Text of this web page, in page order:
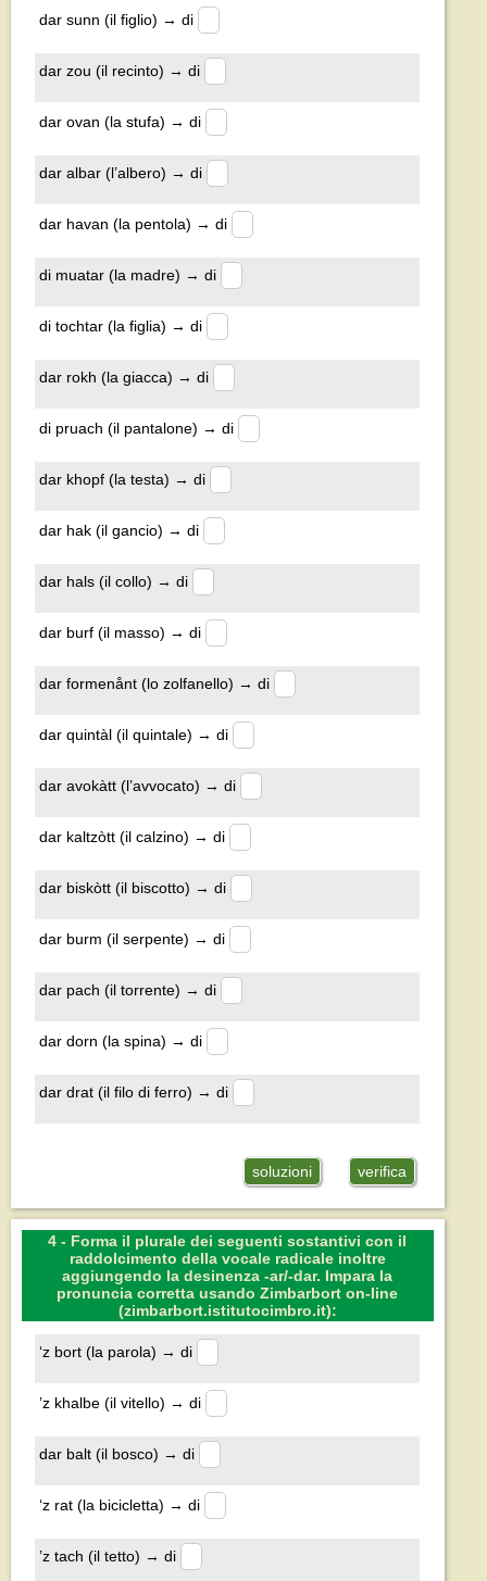
dar sunn (il figlio) → di
dar zou (il recinto) → di
dar ovan (la stufa) → di
dar albar (l’albero) → di
dar havan (la pentola) → di
di muatar (la madre) → di
di tochtar (la figlia) → di
dar rokh (la giacca) → di
di pruach (il pantalone) → di
dar khopf (la testa) → di
dar hak (il gancio) → di
dar hals (il collo) → di
dar burf (il masso) → di
dar formenånt (lo zolfanello) → di
dar quintàl (il quintale) → di
dar avokàtt (l’avvocato) → di
dar kaltzòtt (il calzino) → di
dar biskòtt (il biscotto) → di
dar burm (il serpente) → di
dar pach (il torrente) → di
dar dorn (la spina) → di
dar drat (il filo di ferro) → di
soluzioni verifica
4 - Forma il plurale dei seguenti sostantivi con il
raddolcimento della vocale radicale inoltre
aggiungendo la desinenza -ar/-dar. Impara la
pronuncia corretta usando Zimbarbort on-line
(zimbarbort.istitutocimbro.it):
‘z bort (la parola) → di
’z khalbe (il vitello) → di
dar balt (il bosco) → di
‘z rat (la bicicletta) → di
’z tach (il tetto) → di